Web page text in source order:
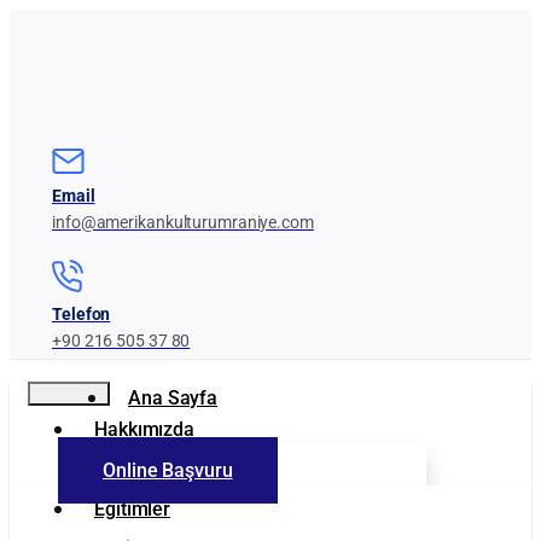
Email
info@amerikankulturumraniye.com
Telefon
+90 216 505 37 80
Ana Sayfa
Hakkımızda
Kurumumuz
Eğitimler
Online Başvuru